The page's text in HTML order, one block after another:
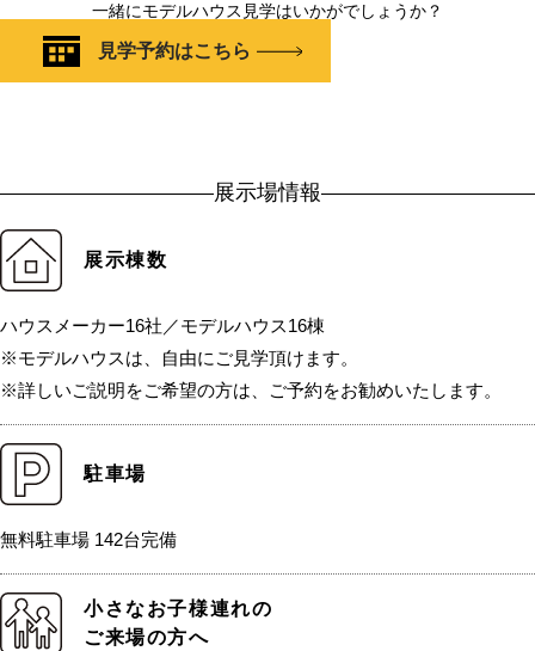
一緒にモデルハウス見学はいかがでしょうか？
見学予約はこちら
展示場情報
展示棟数
ハウスメーカー16社／モデルハウス16棟
※モデルハウスは、自由にご見学頂けます。
※詳しいご説明をご希望の方は、ご予約をお勧めいたします。
駐車場
無料駐車場 142台完備
小さなお子様連れの
ご来場の方へ